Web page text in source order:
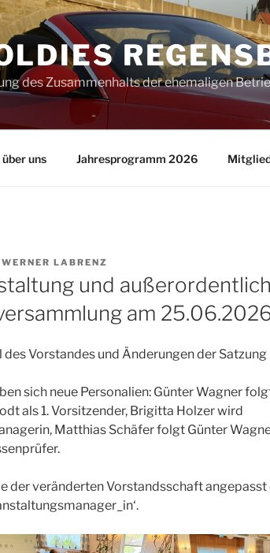
des Zusammenhalts der ehemaligen
uns Jahresprogramm 2026
WERNER LABRENZ
und
am
des Vorstandes und Änderungen der Satzung
sich neue Personalien: Günter Wagner
als 1. Vorsitzender, Brigitta Holzer wird
Matthias Schäfer folgt Günter
der veränderten Vorstandsschaft angepasst